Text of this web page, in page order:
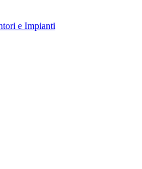
e Impianti